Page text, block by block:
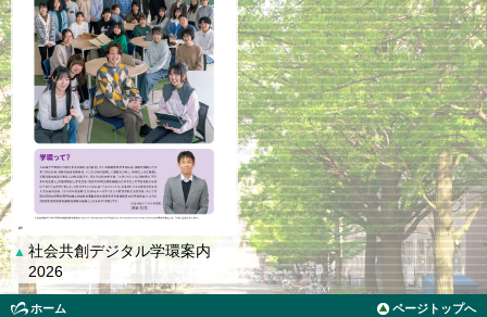
▲ 社会共創デジタル学環案内
2026
ホーム ページトップへ